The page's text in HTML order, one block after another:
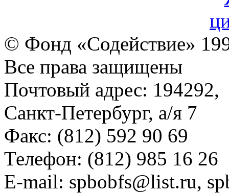
© Фонд «Содействие»
Все права защищены
Почтовый адрес: 194292,
Санкт-Петербург, а/я 7
Факс: (812) 592 90 69
Телефон: (812) 985 16 26
E-mail: spbobfs@list.ru,